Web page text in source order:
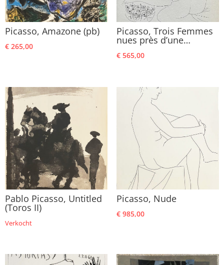
Picasso, Amazone (pb)
€ 265,00
Picasso, Trois Femmes
nues près d’une…
€565,00
Pablo Picasso, Untitled
(Toros II)
Verkocht
Picasso, Nude
€985,00